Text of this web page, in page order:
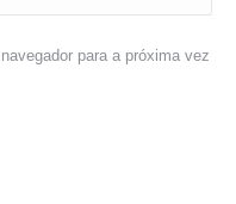
para a próxima vez